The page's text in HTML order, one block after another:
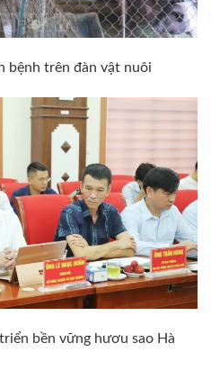
bệnh trên đàn vật nuôi
bền vững hươu sao Hà